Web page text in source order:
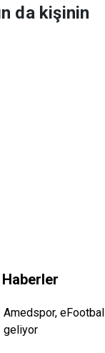
da kişinin
Amedspor,
geliyor